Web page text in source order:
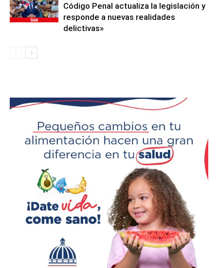
Código Penal actualiza la legislación y
responde a nuevas realidades
delictivas»